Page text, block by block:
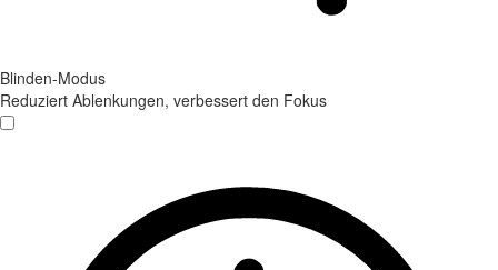
Blinden-Modus
Reduziert Ablenkungen, verbessert den Fokus